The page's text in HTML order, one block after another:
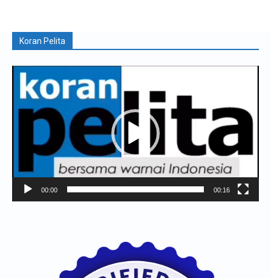
Koran Pelita
Pemutar
Video
00:00 00:16